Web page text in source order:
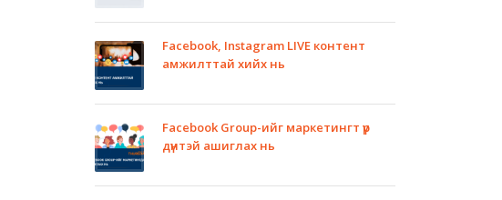
Facebook, Instagram LIVE контент
амжилттай хийх нь
Facebook Group-ийг маркетингт үр
дүнтэй ашиглах нь